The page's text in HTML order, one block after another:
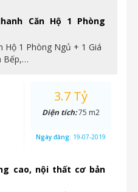
Căn Hộ 1 Phòng
Hộ 1 Phòng Ngủ + 1 Giá
Bếp,…
cao, nội thất cơ bản
3.7 Tỷ
Diện tích:75 m2
Ngày đăng: 19-07-2019